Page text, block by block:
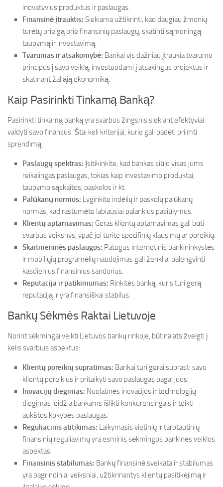
inovatyvius produktus ir paslaugas.
Finansinė įtrauktis: Siekiama užtikrinti, kad daugiau žmonių
turėtų prieigą prie finansinių paslaugų, skatinti sąmoningą
taupymą ir investavimą.
Tvarumas ir atsakomybė: Bankai vis dažniau įtraukia tvarumo
principus į savo veiklą, investuodami į atsakingus projektus ir
skatinant žaliąją ekonomiką.
Kaip Pasirinkti Tinkamą Banką?
Pasirinkti tinkamą banką yra svarbus žingsnis siekiant efektyviai
valdyti savo finansus. Štai keli kriterijai, kurie gali padėti priimti
sprendimą:
Paslaugų spektras: Įsitikinkite, kad bankas siūlo visas jums
reikalingas paslaugas, tokias kaip investavimo produktai,
taupymo sąskaitos, paskolos ir kt.
Palūkanų normos: Lyginkite indėlių ir paskolų palūkanų
normas, kad rastumėte labiausiai palankius pasiūlymus.
Klientų aptarnavimas: Geras klientų aptarnavimas gali būti
svarbus veiksnys, ypač jei turite specifinių klausimų ar poreikių.
Skaitmeninės paslaugos: Patogus internetinis bankininkystės
ir mobiliųjų programėlių naudojimas gali ženkliai palengvinti
kasdienius finansinius sandorius.
Reputacija ir patikimumas: Rinkitės banką, kuris turi gerą
reputaciją ir yra finansiškai stabilus.
Bankų Sėkmės Raktai Lietuvoje
Norint sėkmingai veikti Lietuvos bankų rinkoje, būtina atsižvelgti į
kelis svarbius aspektus:
Klientų poreikių supratimas: Bankai turi gerai suprasti savo
klientų poreikius ir pritaikyti savo paslaugas pagal juos.
Inovacijų diegimas: Nuolatinės inovacijos ir technologijų
diegimas leidžia bankams išlikti konkurencingais ir teikti
aukštos kokybės paslaugas.
Reguliacinis atitikimas: Laikymasis vietinių ir tarptautinių
finansinių reguliavimų yra esminis sėkmingos bankinės veiklos
aspektas.
Finansinis stabilumas: Bankų finansinė sveikata ir stabilumas
yra pagrindiniai veiksniai, užtikrinantys klientų pasitikėjimą ir